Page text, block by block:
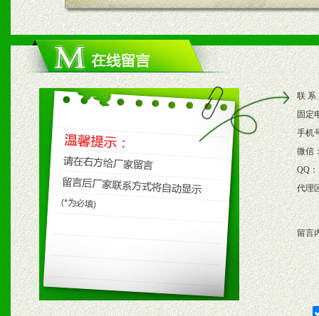
四、市场操作及支持
1、根据区域市场协助制定
2、根据具体情况公司给予
3、根据市场需要，派驻区
保产品顺利销售。
4、根据市场情况公司给予
购支持。
五、退换货制度
1、给予前期市场操作一定
联 系
固定
手机
微信
QQ：
代理
留言